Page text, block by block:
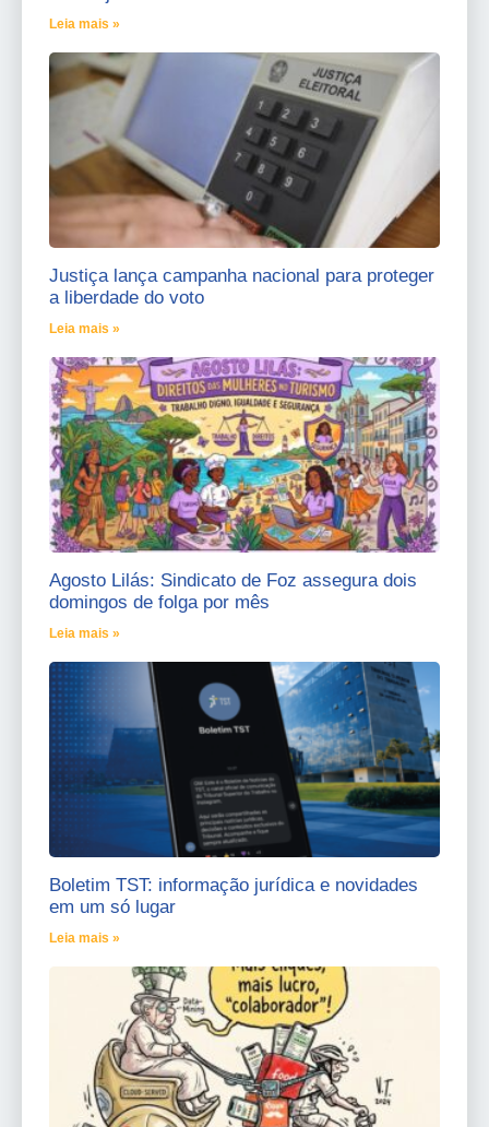
Leia mais »
Justiça lança campanha nacional para proteger
a liberdade do voto
Leia mais »
Agosto Lilás: Sindicato de Foz assegura dois
domingos de folga por mês
Leia mais »
Boletim TST: informação jurídica e novidades
em um só lugar
Leia mais »